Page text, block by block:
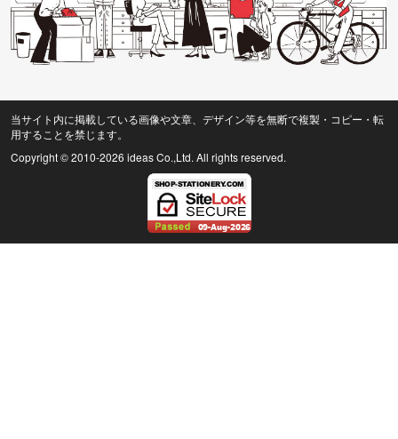
当サイト内に掲載している画像や文章、デザイン等を無断で複製・コピー・転
用することを禁じます。
Copyright © 2010-2026 ideas Co.,Ltd. All rights reserved.